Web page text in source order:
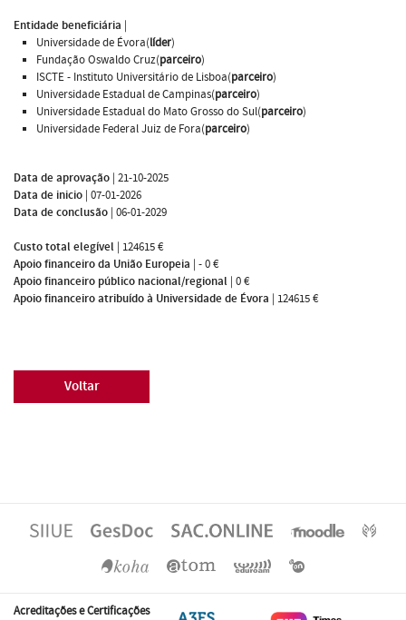
Entidade beneficiária |
Universidade de Évora(líder)
Fundação Oswaldo Cruz(parceiro)
ISCTE - Instituto Universitário de Lisboa(parceiro)
Universidade Estadual de Campinas(parceiro)
Universidade Estadual do Mato Grosso do Sul(parceiro)
Universidade Federal Juiz de Fora(parceiro)
Data de aprovação | 21-10-2025
Data de inicio | 07-01-2026
Data de conclusão | 06-01-2029
Custo total elegível | 124615 €
Apoio financeiro da União Europeia | - 0 €
Apoio financeiro público nacional/regional | 0 €
Apoio financeiro atribuído à Universidade de Évora | 124615 €
Voltar
Acreditações e Certificações